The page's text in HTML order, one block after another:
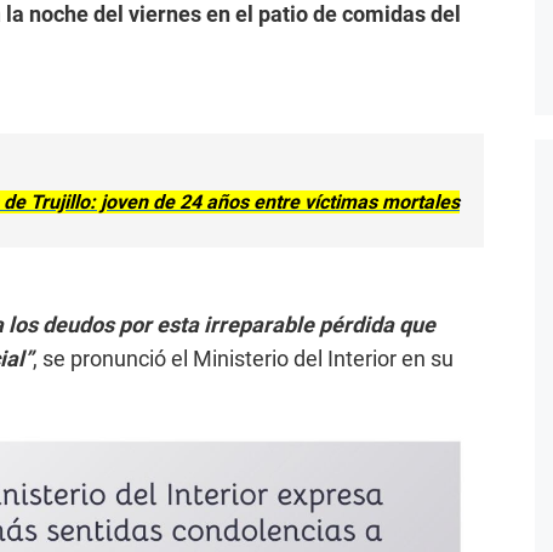
noche del viernes en el patio de comidas del
de Trujillo: joven de 24 años entre víctimas mortales
los deudos por esta irreparable pérdida que
, se pronunció el Ministerio del Interior en su